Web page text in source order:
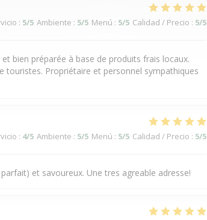
: 5/5 Ambiente : 5/5 Menú : 5/5 Calidad / Precio : 5/5
bien préparée à base de produits frais locaux.
touristes. Propriétaire et personnel sympathiques
: 4/5 Ambiente : 5/5 Menú : 5/5 Calidad / Precio : 5/5
et savoureux. Une tres agreable adresse!